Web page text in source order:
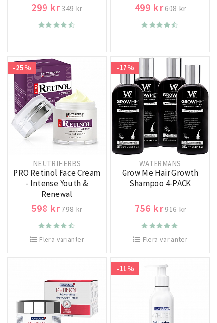
299 kr349 kr 499 kr608 kr
-25%
NEUTRIHERBS
PRO Retinol Face Cream
- Intense Youth &
Renewal
598 kr798 kr
Flera varianter
-17%
WATERMANS
Grow Me Hair Growth
Shampoo 4-PACK
756 kr916 kr
Flera varianter
-11%